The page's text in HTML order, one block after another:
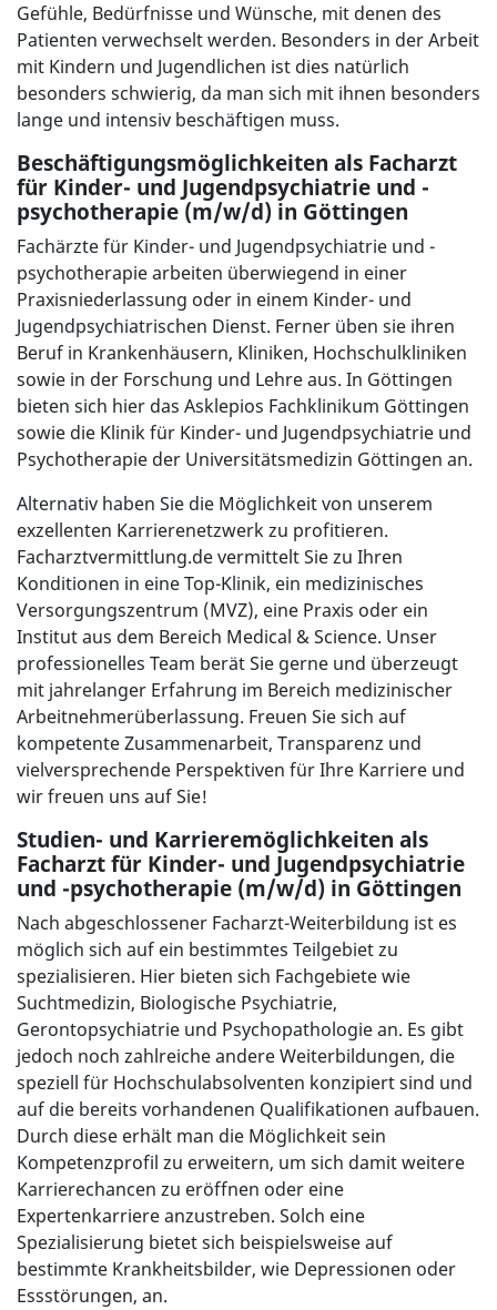
Gefühle, Bedürfnisse und Wünsche, mit denen des
Patienten verwechselt werden. Besonders in der Arbeit
mit Kindern und Jugendlichen ist dies natürlich
besonders schwierig, da man sich mit ihnen besonders
lange und intensiv beschäftigen muss.
Beschäftigungsmöglichkeiten als Facharzt
für Kinder- und Jugendpsychiatrie und -
psychotherapie (m/w/d) in Göttingen
Fachärzte für Kinder- und Jugendpsychiatrie und -
psychotherapie arbeiten überwiegend in einer
Praxisniederlassung oder in einem Kinder- und
Jugendpsychiatrischen Dienst. Ferner üben sie ihren
Beruf in Krankenhäusern, Kliniken, Hochschulkliniken
sowie in der Forschung und Lehre aus. In Göttingen
bieten sich hier das Asklepios Fachklinikum Göttingen
sowie die Klinik für Kinder- und Jugendpsychiatrie und
Psychotherapie der Universitätsmedizin Göttingen an.
Alternativ haben Sie die Möglichkeit von unserem
exzellenten Karrierenetzwerk zu profitieren.
Facharztvermittlung.de vermittelt Sie zu Ihren
Konditionen in eine Top-Klinik, ein medizinisches
Versorgungszentrum (MVZ), eine Praxis oder ein
Institut aus dem Bereich Medical & Science. Unser
professionelles Team berät Sie gerne und überzeugt
mit jahrelanger Erfahrung im Bereich medizinischer
Arbeitnehmerüberlassung. Freuen Sie sich auf
kompetente Zusammenarbeit, Transparenz und
vielversprechende Perspektiven für Ihre Karriere und
wir freuen uns auf Sie!
Studien- und Karrieremöglichkeiten als
Facharzt für Kinder- und Jugendpsychiatrie
und -psychotherapie (m/w/d) in Göttingen
Nach abgeschlossener Facharzt-Weiterbildung ist es
möglich sich auf ein bestimmtes Teilgebiet zu
spezialisieren. Hier bieten sich Fachgebiete wie
Suchtmedizin, Biologische Psychiatrie,
Gerontopsychiatrie und Psychopathologie an. Es gibt
jedoch noch zahlreiche andere Weiterbildungen, die
speziell für Hochschulabsolventen konzipiert sind und
auf die bereits vorhandenen Qualifikationen aufbauen.
Durch diese erhält man die Möglichkeit sein
Kompetenzprofil zu erweitern, um sich damit weitere
Karrierechancen zu eröffnen oder eine
Expertenkarriere anzustreben. Solch eine
Spezialisierung bietet sich beispielsweise auf
bestimmte Krankheitsbilder, wie Depressionen oder
Essstörungen, an.